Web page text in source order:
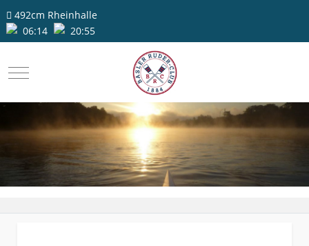
492cm Rheinhalle
06:14
20:55
Mobile Menu Toggle